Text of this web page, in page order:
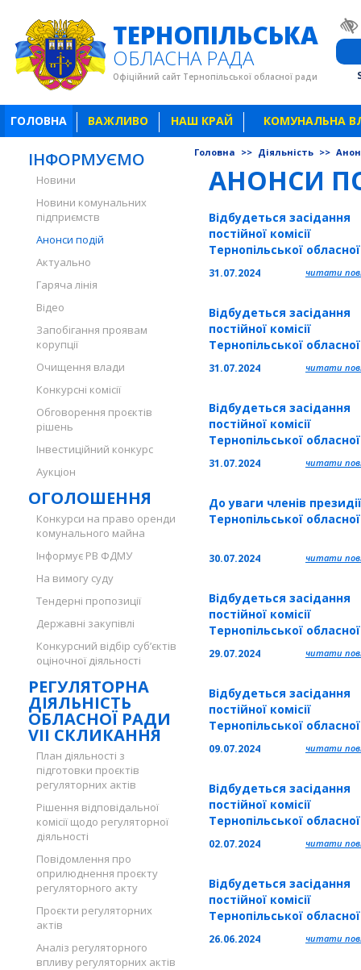
ТЕРНОПІЛЬСЬКА
ОБЛАСНА РАДА
Офіційний сайт Тернопільської обласної ради
ГОЛОВНА ВАЖЛИВО НАШ КРАЙ КОМУНАЛЬНА
ІНФОРМУЄМО
Новини
Новини комунальних
підприємств
Анонси подій
Актуально
Гаряча лінія
Відео
Запобігання проявам
корупції
Очищення влади
Конкурсні комісії
Обговорення проєктів
рішень
Інвестиційний конкурс
Аукціон
ОГОЛОШЕННЯ
Конкурси на право оренди
комунального майна
Інформує РВ ФДМУ
На вимогу суду
Тендерні пропозиції
Державні закупівлі
Конкурсний відбір суб’єктів
оціночної діяльності
РЕГУЛЯТОРНА
ДІЯЛЬНІСТЬ
ОБЛАСНОЇ РАДИ
VII СКЛИКАННЯ
План діяльності з
підготовки проєктів
регуляторних актів
Рішення відповідальної
комісії щодо регуляторної
діяльності
Повідомлення про
оприлюднення проєкту
регуляторного акту
Проєкти регуляторних
актів
Аналіз регуляторного
впливу регуляторних актів
Головна >> Діяльність >>
АНОНСИ
Відбудеться засідання
постійної комісії
Тернопільської
з питань духовності,
культури, свободи
громадянського
31.07.2024 читати
Відбудеться засідання
постійної комісії
Тернопільської
з питань охорони
сім’ї, материнства,
31.07.2024 читати
Відбудеться засідання
постійної комісії
Тернопільської
з питань соціально-
економічного розвитку,
туризму, курортно-
рекреаційної та
діяльності
31.07.2024 читати
До уваги членів президії
Тернопільської
30.07.2024 читати
Відбудеться засідання
постійної комісії
Тернопільської
з питань духовності,
культури, свободи
громадянського
29.07.2024 читати
Відбудеться засідання
постійної комісії
Тернопільської
з питань соціального
населення та
09.07.2024 читати
Відбудеться засідання
постійної комісії
Тернопільської
з питань соціального
населення та
02.07.2024 читати
Відбудеться засідання
постійної комісії
Тернопільської
з питань земельних
агропромислового
26.06.2024 читати